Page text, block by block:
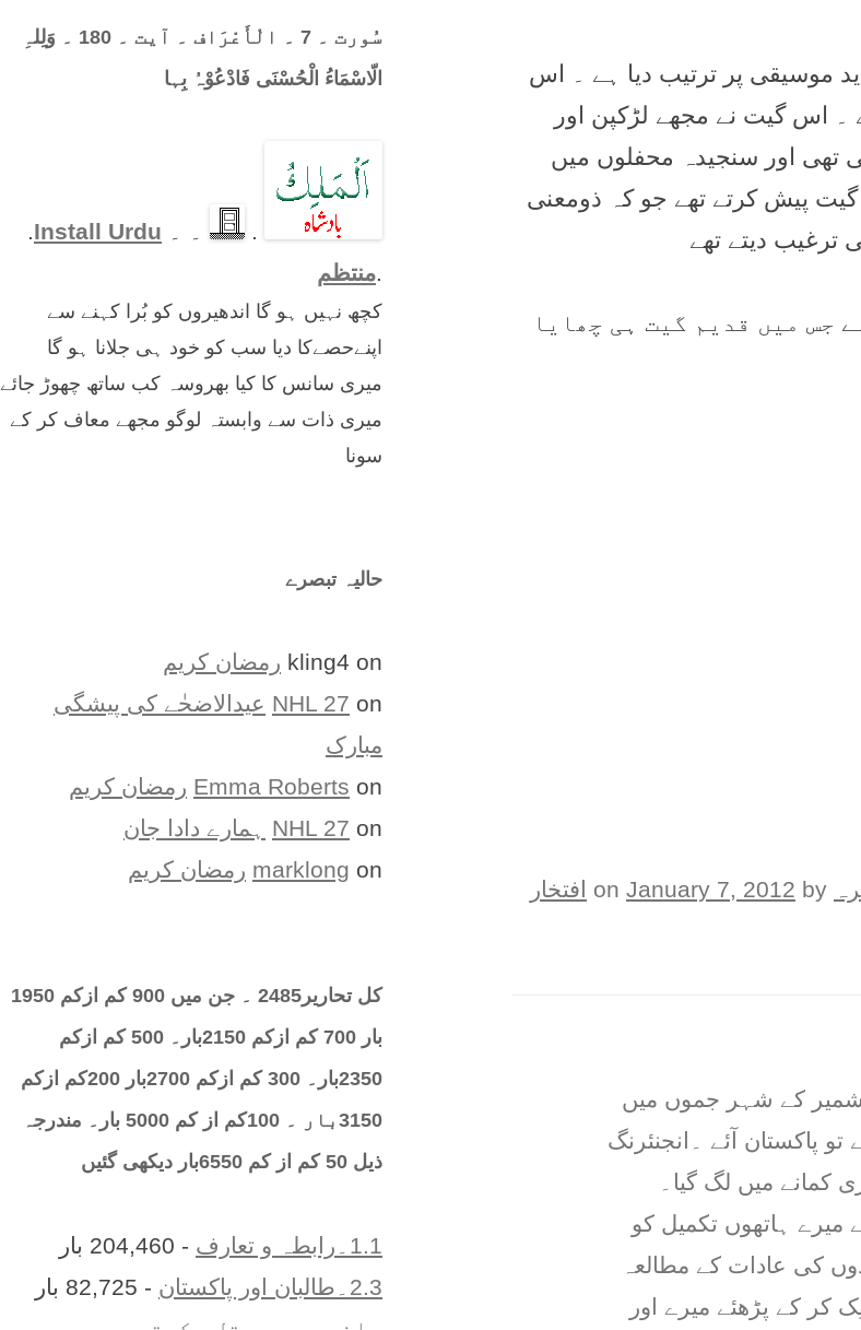
موسيقی پر ترتيب ديا ہے ۔ اس
۔ اس گيت نے مجھے لڑکپن اور
تھی اور سنجيدہ محفلوں ميں
گيت پيش کرتے تھے جو کہ ذومعنی
ترغيب ديتے تھے
جس ميں قديم گيت ہی چھايا
January 7, 2012 by
افتخار
کے شہر جموں میں
پاکستان آئے ۔انجنئرنگ
میں لگ گیا۔
میرے ہاتھوں تکمیل کو
کی عادات کے مطالعہ
کر کے پڑھئے میرے اور
سُورت ۔ 7 ۔ الْأَعْرَاف ۔ آیت ۔ 180 ۔ وَلِلہِ
الّاسْمَاءُ الْحُسْنَی فَادْعُوْہُ بِہا
. ۔ ۔ Install Urdu
.
.منتظم
کچھ نہیں ہو گا اندھیروں کو بُرا کہنے سے
اپنےحصےکا دیا سب کو خود ہی جلانا ہو گا
میری سانس کا کیا بھروسہ کب ساتھ چھوڑ جائے
میری ذات سے وابستہ لوگو مجھے معاف کر کے
سونا
حالیہ تبصرے
kling4 on
رمضان کریم
NHL 27 on
عیدالاضحٰے کی پیشگی
مبارک
Emma Roberts on
رمضان کریم
NHL 27 on
ہمارے دادا جان
marklong on رمضان کریم
کل تحارير2485 ۔ جن میں 900 کم ازکم 1950
بار 700 کم ازکم 2150بار۔ 500 کم ازکم
2350بار۔ 300 کم ازکم 2700بار 200کم ازکم
3150بار ۔ 100کم از کم 5000 بار۔ مندرجہ
ذیل 50 کم از کم 6550بار دیکھی گئیں
1.1۔رابطہ و تعارف
- 204,460 بار
2.3۔طالبان اور پاکستان
- 82,725 بار